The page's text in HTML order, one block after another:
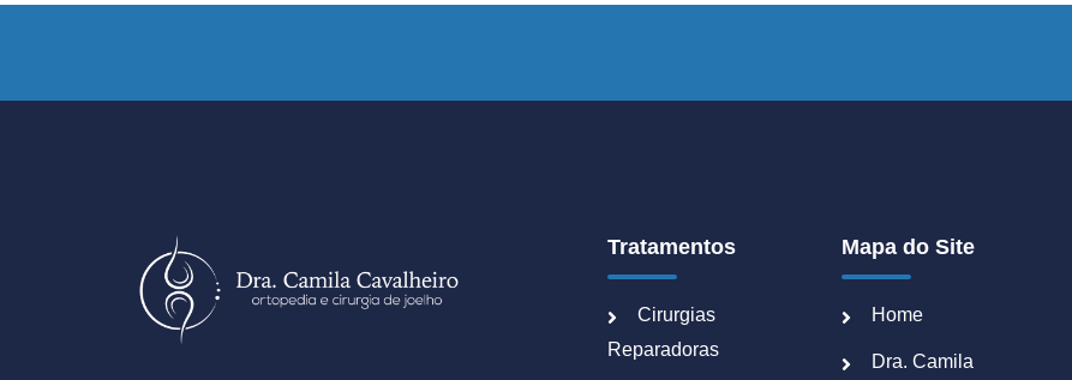
Tratamentos
Cirurgias
Reparadoras
Mapa do Site
Home
Dra. Camila